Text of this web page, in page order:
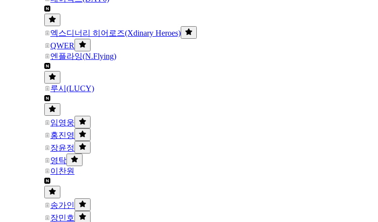
엑스디너리 히어로즈(Xdinary Heroes)
QWER
엔플라잉(N.Flying)
루시(LUCY)
임영웅
홍진영
장윤정
영탁
이찬원
송가인
장민호